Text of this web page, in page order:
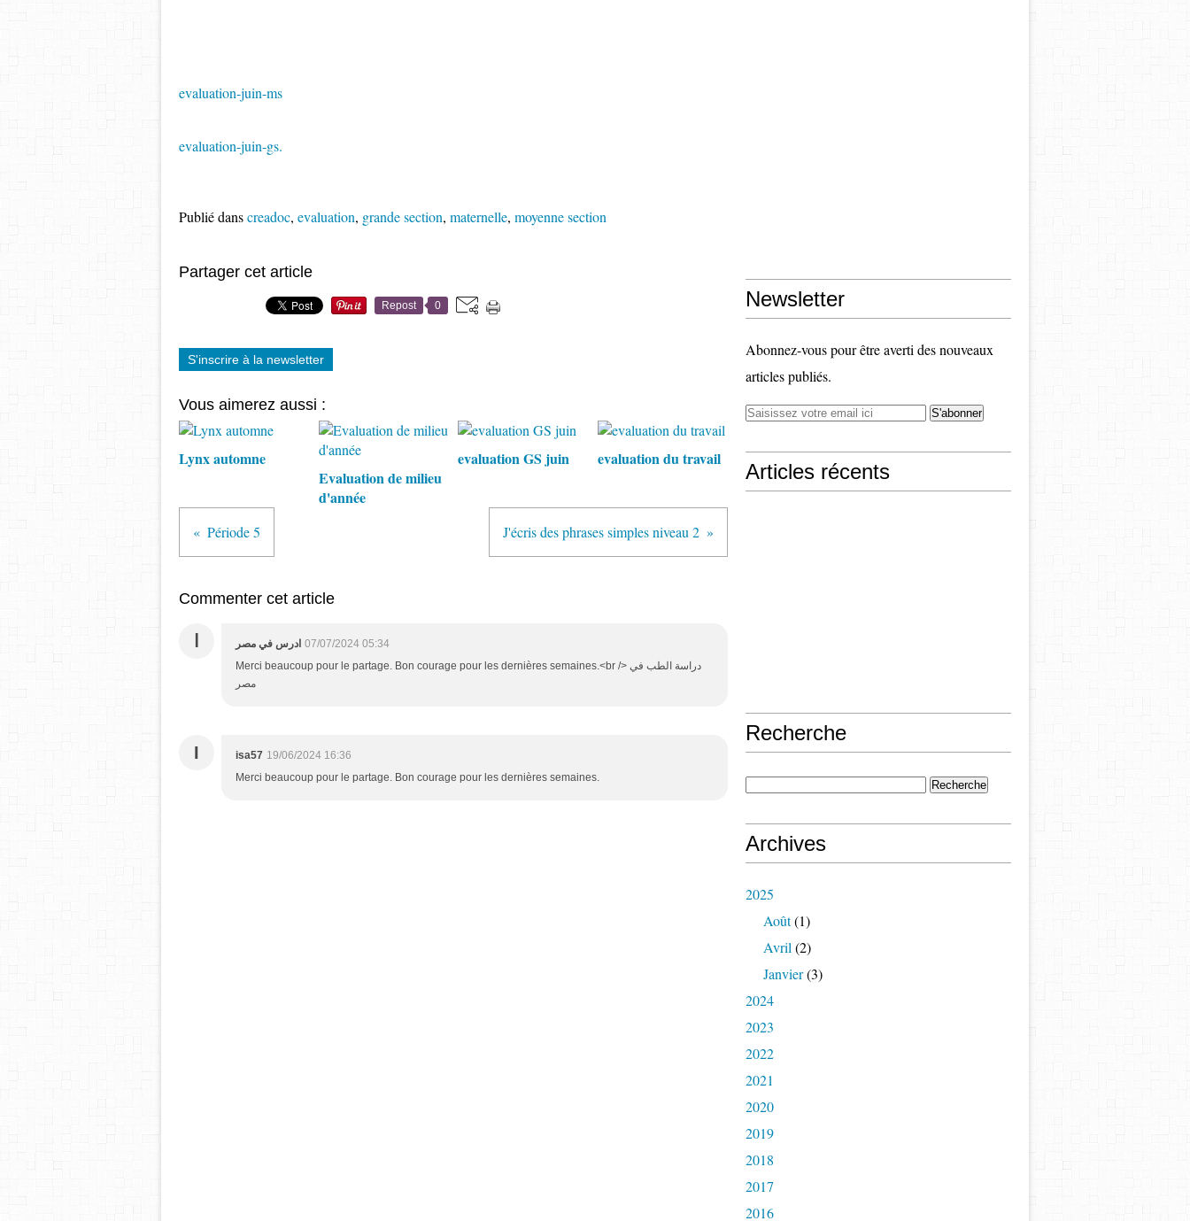
evaluation-juin-ms
evaluation-juin-gs.
Publié danscreadoc, evaluation, grande section, maternelle, moyenne section
Partager cet article
Repost 0
S'inscrire à la newsletter
Vous aimerez aussi :
Lynx automne
Evaluation de milieu
d'année
evaluation GS juin evaluation du travail
Période 5 J'écris des phrases simples niveau 2
Commenter cet article
ادرس في مصر 07/07/2024 05:34
Merci beaucoup pour le partage. Bon courage pour les dernières semaines.<br /> دراسة الطب في
مصر
I isa57 19/06/2024 16:36
Merci beaucoup pour le partage. Bon courage pour les dernières semaines.
Newsletter
Abonnez-vous pour être averti des nouveaux
articles publiés.
Articles récents
Recherche
Archives
2025
Août(1)
Avril (2)
Janvier(3)
2024
2023
2022
2021
2020
2019
2018
2017
2016